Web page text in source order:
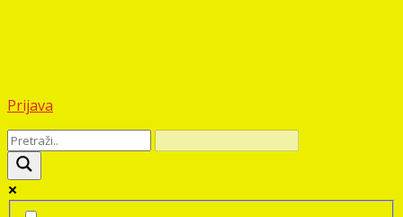
Prijava